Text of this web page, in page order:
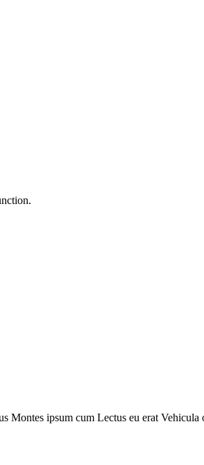
Montes ipsum cum Lectus eu erat Vehicula